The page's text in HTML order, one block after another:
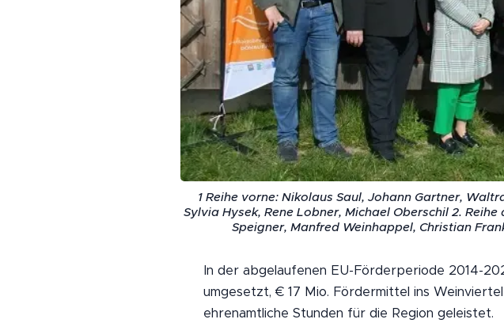
1 Reihe vorne: Nikolaus Saul, Johann Gartner,
Sylvia Hysek, Rene Lobner, Michael Oberschil 2.
Speigner, Manfred Weinhappel, Christian
In der abgelaufenen EU-Förderperiode 2014-
umgesetzt, € 17 Mio. Fördermittel ins
ehrenamtliche Stunden für die Region geleistet.